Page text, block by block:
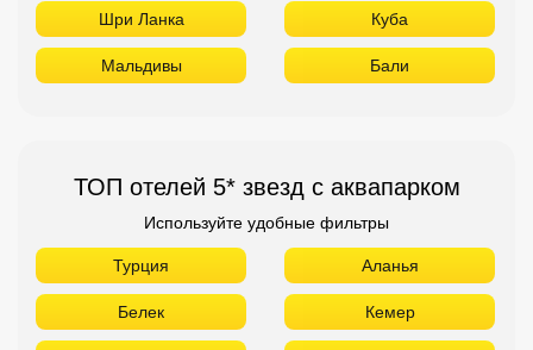
Турция Аланья
Белек
Хургада Шарм Эль Шейх
ОАЭ